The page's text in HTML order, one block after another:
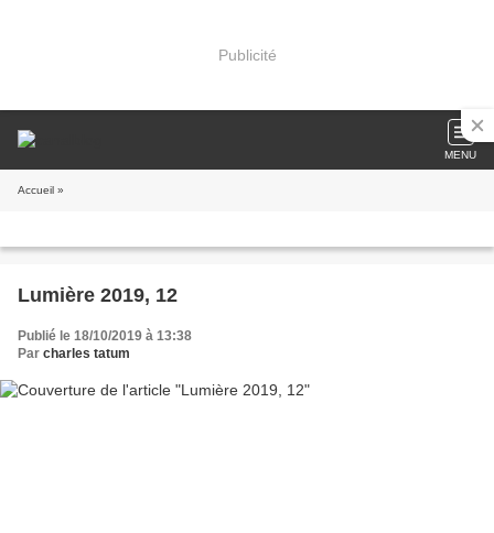
Publicité
MENU
Accueil »
Lumière 2019, 12
Publié le 18/10/2019 à 13:38
Par charles tatum